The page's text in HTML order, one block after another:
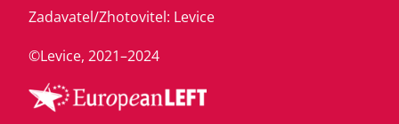
Zadavatel/Zhotovitel: Levice
©Levice, 2021–2024